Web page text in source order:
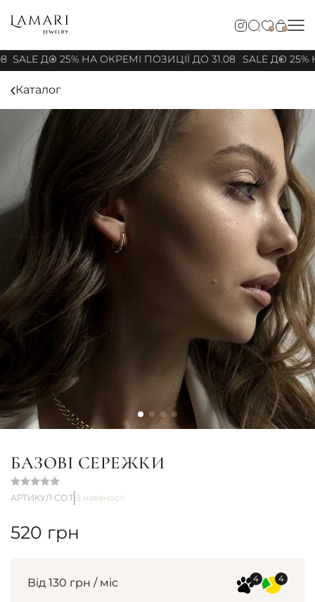
0 0
SALE ДО 25% НА ОКРЕМІ ПОЗИЦІЇ ДО 31.08 SALE ДО
Каталог
БАЗОВІ СЕРЕЖКИ
АРТИКУЛ СО.ТВ наявності
520 грн
Від 130 грн / міс